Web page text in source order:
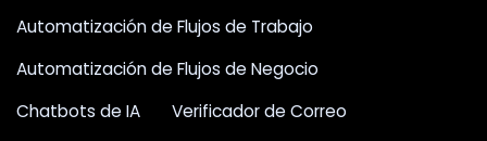
Automatización de Flujos de Trabajo
Automatización de Flujos de Negocio
Chatbots de IA
Verificador de Correo